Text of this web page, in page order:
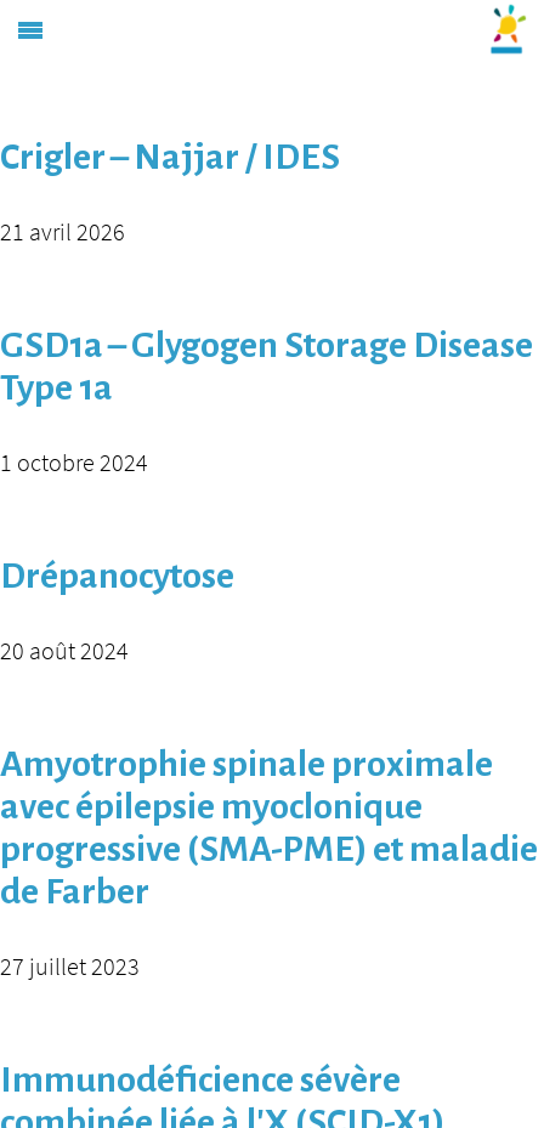
Archives :
Crigler – Najjar / IDES
21 avril 2026
GSD1a – Glygogen Storage Disease
Type 1a
1 octobre 2024
Drépanocytose
20 août 2024
Amyotrophie spinale proximale
avec épilepsie myoclonique
progressive (SMA-PME) et maladie
de Farber
27 juillet 2023
Immunodéficience sévère